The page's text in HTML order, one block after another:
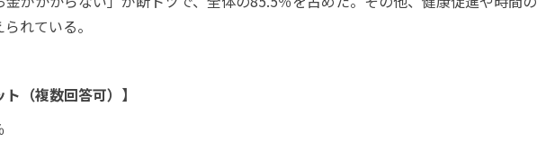
れている。
（複数回答可）】